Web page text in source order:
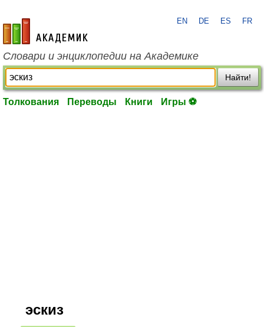
academic.ru
EN DE ES FR
Словари и энциклопедии на Академике
Найти!
Толкования Переводы Книги Игры ⚽
эскиз